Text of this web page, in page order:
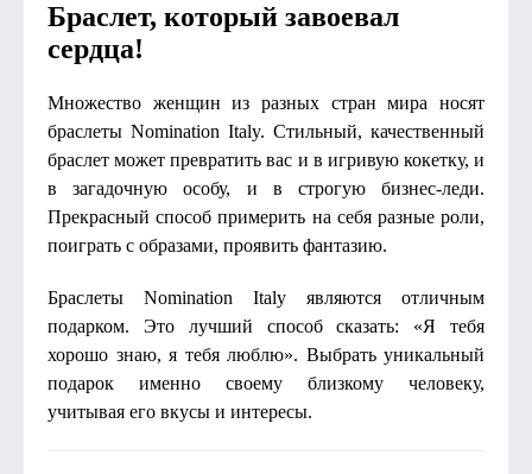
Браслет, который завоевал
сердца!
Множество женщин из разных стран мира носят
браслеты Nomination Italy. Стильный, качественный
браслет может превратить вас и в игривую кокетку, и
в загадочную особу, и в строгую бизнес-леди.
Прекрасный способ примерить на себя разные роли,
поиграть с образами, проявить фантазию.
Браслеты Nomination Italy являются отличным
подарком. Это лучший способ сказать: «Я тебя
хорошо знаю, я тебя люблю». Выбрать уникальный
подарок именно своему близкому человеку,
учитывая его вкусы и интересы.